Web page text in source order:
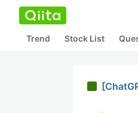
Trend Stock List